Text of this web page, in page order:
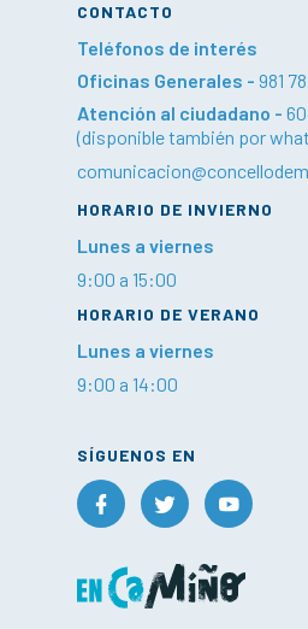
CONTACTO
Teléfonos de interés
Oficinas Generales - 981
Atención al ciudadano -
(disponible también por
HORARIO DE INVIERNO
Lunes a viernes
9:00 a 15:00
HORARIO DE VERANO
Lunes a viernes
9:00 a 14:00
SÍGUENOS EN